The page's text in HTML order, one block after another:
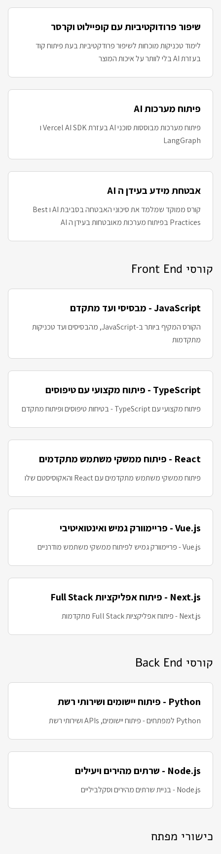
שיפור פרודוקטיביות עם קופיילוט וקרסר
לימוד טכניקות מוכחות לשיפור פרודקטיביות בעת פיתוח קוד
בעזרת AI בלי לוותר על איכות המוצר
פיתוח מערכות AI
פיתוח מערכות מבוססות סוכני AI בעזרת Vercel AI SDK ו
LangGraph
אבטחת מידע בעידן ה AI
קורס ממוקד שמלמד את סיכוני האבטחה בסביבת AI ו Best
Practices בפיתוח מערכות מאובטחות בעידן ה AI
קורסי Front End
JavaScript - מבסיסי ועד מתקדם
הקורס המקיף ביותר ב-JavaScript, מהבסיסים ועד טכניקות
מתקדמות
TypeScript - פיתוח מקצועי עם טיפוסים
פיתוח מקצועי עם TypeScript - בטיחות טיפוסים ופיתוח מתקדם
React - פיתוח ממשקי משתמש מתקדמים
פיתוח ממשקי משתמש מתקדמים עם React והאקוסיסטם שלו
Vue.js - פריימוורק גמיש ואינטואיטיבי
Vue.js - פריימוורק גמיש לפיתוח ממשקי משתמש מודרניים
Next.js - פיתוח אפליקציות Full Stack
Next.js - פיתוח אפליקציות Full Stack מתקדמות
קורסי Back End
Python - פיתוח יישומים ושירותי רשת
Python למפתחים - פיתוח יישומים, APIs ושירותי רשת
Node.js - שרתים מהירים ויעילים
Node.js - בניית שרתים מהירים וסקלביליים
כישורי מפתח